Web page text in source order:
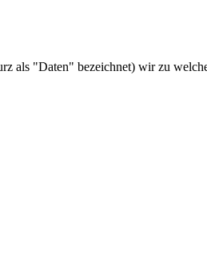
als "Daten" bezeichnet) wir zu